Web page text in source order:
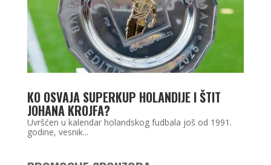
KO OSVAJA SUPERKUP HOLANDIJE I ŠTIT
JOHANA KROJFA?
Uvršćen u kalendar holandskog fudbala još od 1991.
godine, vesnik...